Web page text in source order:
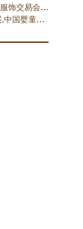
中国（深圳）国际品牌服装服饰交易会,时尚深圳展
2026中国授权展,中国玩具展,中国婴童用品展,中国幼教展